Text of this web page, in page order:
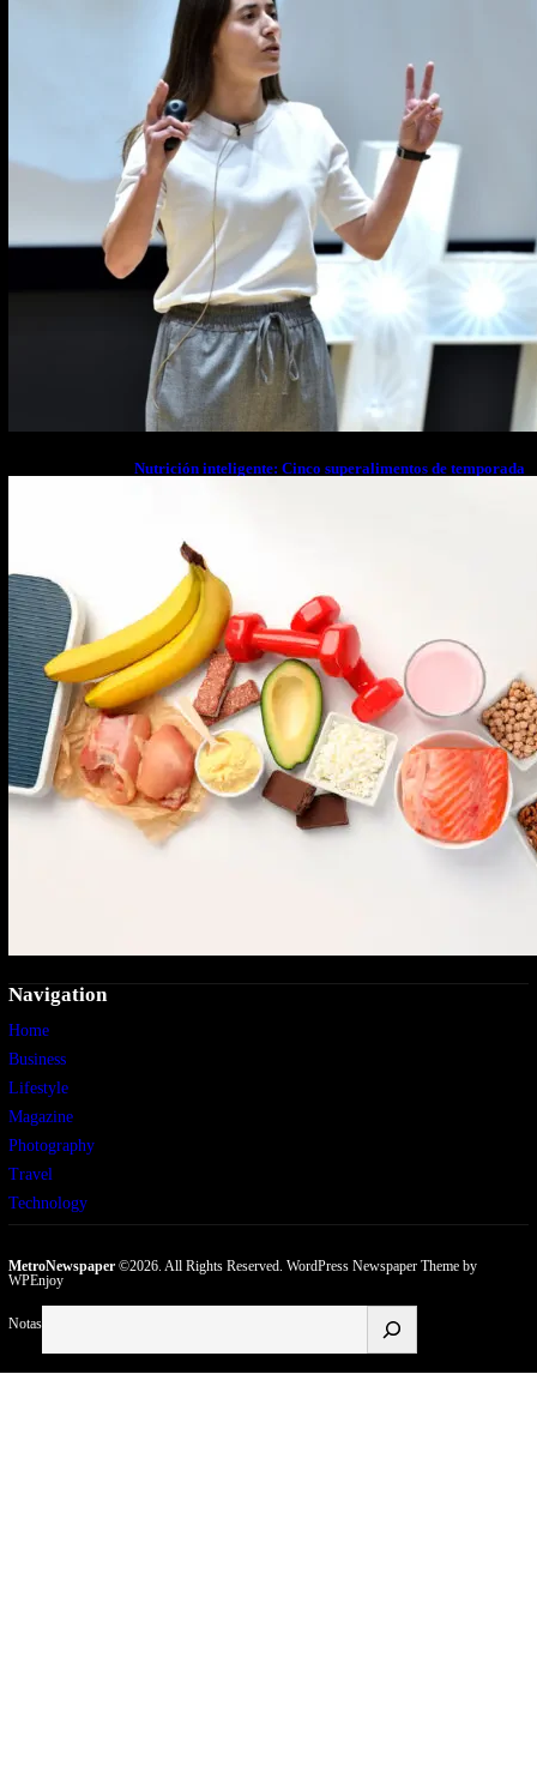
Nutrición inteligente: Cinco superalimentos de temporada
Navigation
Home
Business
Lifestyle
Magazine
Photography
Travel
Technology
MetroNewspaper©2026. All Rights Reserved. WordPress Newspaper Themeby
WPEnjoy
Notas